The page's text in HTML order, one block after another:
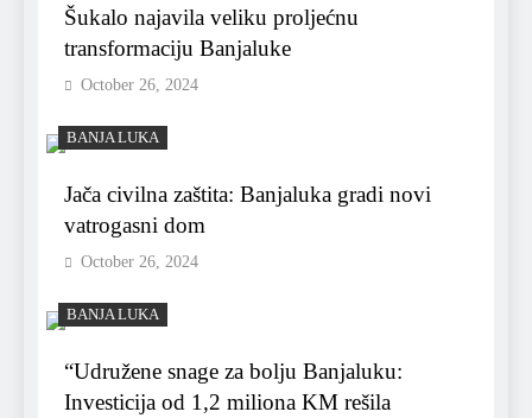
Šukalo najavila veliku proljećnu
transformaciju Banjaluke
October 26, 2024
BANJA LUKA
Jača civilna zaštita: Banjaluka gradi novi
vatrogasni dom
October 26, 2024
BANJA LUKA
“Udružene snage za bolju Banjaluku:
Investicija od 1,2 miliona KM rešila